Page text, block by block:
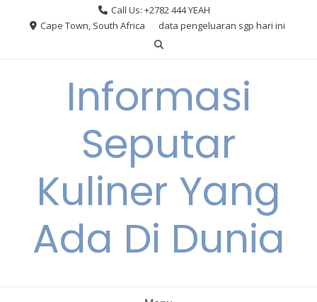
Call Us: +2782 444 YEAH
Cape Town, South Africa
data pengeluaran sgp hari ini
Informasi
Seputar
Kuliner Yang
Ada Di Dunia